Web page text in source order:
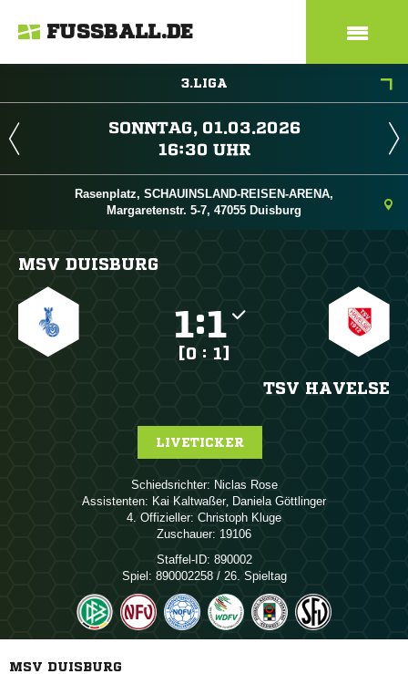
FUSSBALL.DE
3.LIGA
 
 
Rasenplatz, SCHAUINSLAND-REISEN-ARENA,
Margaretenstr. 5-7, 47055 Duisburg
MSV DUISBURG
:
[0 : 1]
TSV HAVELSE
LIVETICKER
Schiedsrichter:  
Assistenten:  ,  
4. Offizieller:  
Zuschauer: 19106
Staffel-ID: 890002
Spiel: 890002258 / 26. Spieltag
MSV DUISBURG